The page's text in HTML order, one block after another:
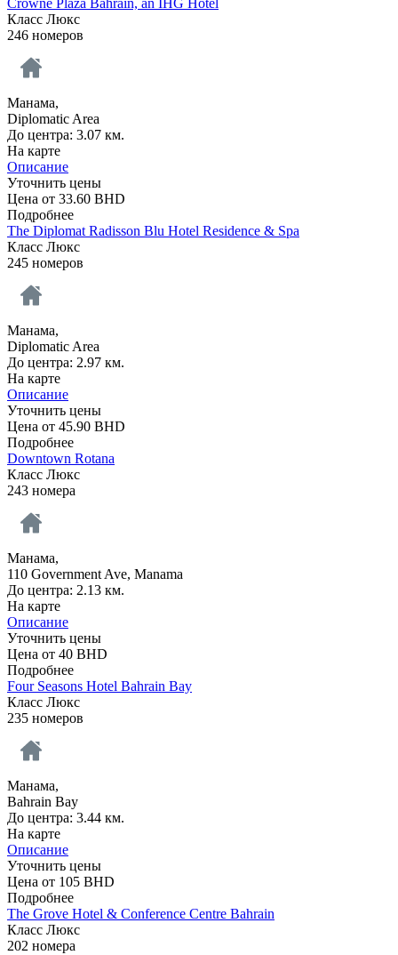
Класс Люкс
246 номеров
Манама,
Diplomatic Area
До центра: 3.07 км.
На карте
Описание
Уточнить цены
Цена от 33.60 BHD
Подробнее
The Diplomat Radisson Blu Hotel Residence & Spa
Класс Люкс
245 номеров
Манама,
Diplomatic Area
До центра: 2.97 км.
На карте
Описание
Уточнить цены
Цена от 45.90 BHD
Подробнее
Downtown Rotana
Класс Люкс
243 номера
Манама,
110 Government Ave, Manama
До центра: 2.13 км.
На карте
Описание
Уточнить цены
Цена от 40 BHD
Подробнее
Four Seasons Hotel Bahrain Bay
Класс Люкс
235 номеров
Манама,
Bahrain Bay
До центра: 3.44 км.
На карте
Описание
Уточнить цены
Цена от 105 BHD
Подробнее
The Grove Hotel & Conference Centre Bahrain
Класс Люкс
202 номера